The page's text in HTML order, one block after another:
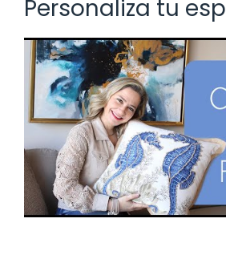
Personaliza tu